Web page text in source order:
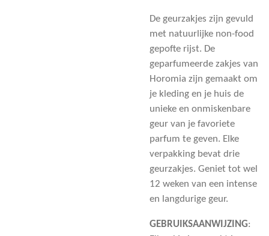
De geurzakjes zijn gevuld
met natuurlijke non-food
gepofte rijst. De
geparfumeerde zakjes van
Horomia zijn gemaakt om
je kleding en je huis de
unieke en onmiskenbare
geur van je favoriete
parfum te geven. Elke
verpakking bevat drie
geurzakjes. Geniet tot wel
12 weken van een intense
en langdurige geur.
GEBRUIKSAANWIJZING: